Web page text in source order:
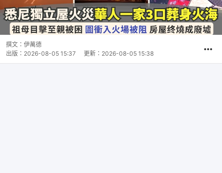
撰文： 伊萬德
出版： 2026-08-05 15:37 更新： 2026-08-05 15:38